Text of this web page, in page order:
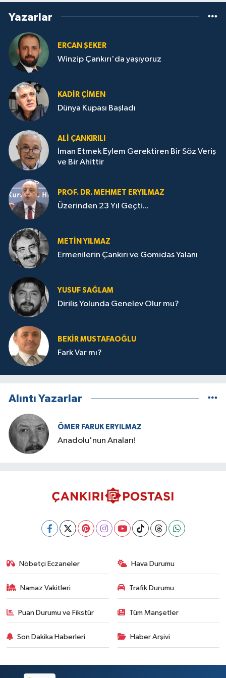
Yazarlar
ERCAN ŞEKER
Winzip Çankırı'da yaşıyoruz
KADIR ÇIMEN
Dünya Kupası Başladı
ALI ÇANKIRILI
İman Etmek Eylem Gerektiren Bir Söz Veriş
ve Bir Ahittir
PROF. DR. MEHMET ERYILMAZ
Üzerinden 23 Yıl Geçti...
METIN YILMAZ
Ermenilerin Çankırı ve Gomidas Yalanı
YUSUF SAĞLAM
Diriliş Yolunda Genelev Olur mu?
BEKIR MUSTAFAOĞLU
Fark Var mı?
Alıntı Yazarlar
ÖMER FARUK ERYILMAZ
Anadolu'nun Anaları!
Nöbetçi Eczaneler Hava Durumu
Namaz Vakitleri Trafik Durumu
Puan Durumu ve Fikstür Tüm Manşetler
Son Dakika Haberleri Haber Arşivi